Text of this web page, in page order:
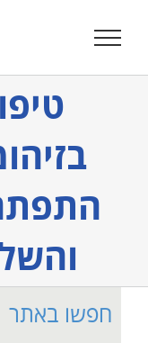
לתוכן
חפשו באתר